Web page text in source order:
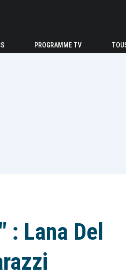
PROGRAMME TV
: Lana Del